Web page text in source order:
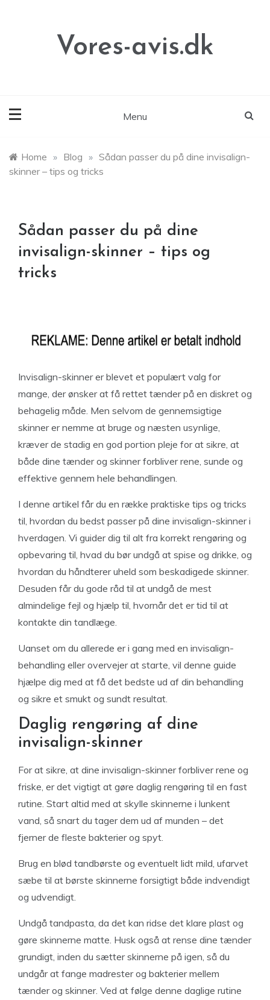
Vores-avis.dk
Menu
Home » Blog » Sådan passer du på dine invisalign-
skinner – tips og tricks
Sådan passer du på dine
invisalign-skinner – tips og
tricks
Invisalign-skinner er blevet et populært valg for
mange, der ønsker at få rettet tænder på en diskret og
behagelig måde. Men selvom de gennemsigtige
skinner er nemme at bruge og næsten usynlige,
kræver de stadig en god portion pleje for at sikre, at
både dine tænder og skinner forbliver rene, sunde og
effektive gennem hele behandlingen.
I denne artikel får du en række praktiske tips og tricks
til, hvordan du bedst passer på dine invisalign-skinner i
hverdagen. Vi guider dig til alt fra korrekt rengøring og
opbevaring til, hvad du bør undgå at spise og drikke, og
hvordan du håndterer uheld som beskadigede skinner.
Desuden får du gode råd til at undgå de mest
almindelige fejl og hjælp til, hvornår det er tid til at
kontakte din tandlæge.
Uanset om du allerede er i gang med en invisalign-
behandling eller overvejer at starte, vil denne guide
hjælpe dig med at få det bedste ud af din behandling
og sikre et smukt og sundt resultat.
Daglig rengøring af dine
invisalign-skinner
For at sikre, at dine invisalign-skinner forbliver rene og
friske, er det vigtigt at gøre daglig rengøring til en fast
rutine. Start altid med at skylle skinnerne i lunkent
vand, så snart du tager dem ud af munden – det
fjerner de fleste bakterier og spyt.
Brug en blød tandbørste og eventuelt lidt mild, ufarvet
sæbe til at børste skinnerne forsigtigt både indvendigt
og udvendigt.
Undgå tandpasta, da det kan ridse det klare plast og
gøre skinnerne matte. Husk også at rense dine tænder
grundigt, inden du sætter skinnerne på igen, så du
undgår at fange madrester og bakterier mellem
tænder og skinner. Ved at følge denne daglige rutine